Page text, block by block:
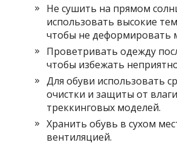
Не сушить на прямом
использовать высокие
чтобы не деформировать
Проветривать одежду
чтобы избежать
Для обуви использовать
очистки и защиты от
треккинговых моделей.
Хранить обувь в сухом
вентиляцией.